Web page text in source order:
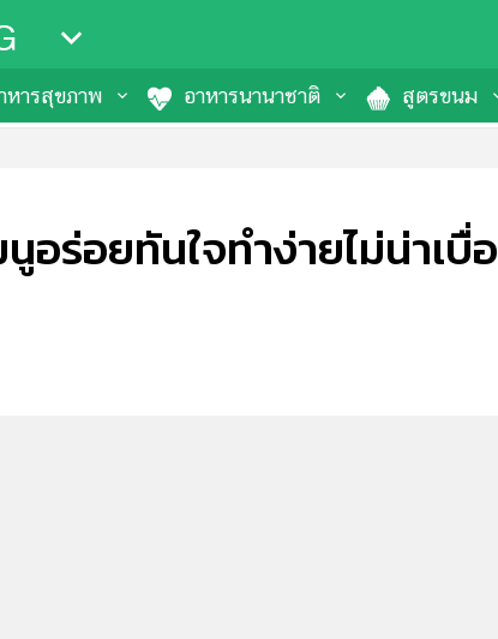
หารสุขภาพ อาหารนานาชาติ สูตรขนม
อร่อยทันใจทำง่ายไม่น่าเบื่อ